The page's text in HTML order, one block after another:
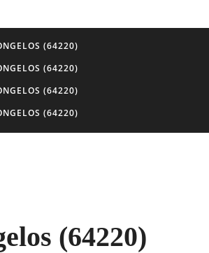
(64220)
(64220)
(64220)
(64220)
(64220)